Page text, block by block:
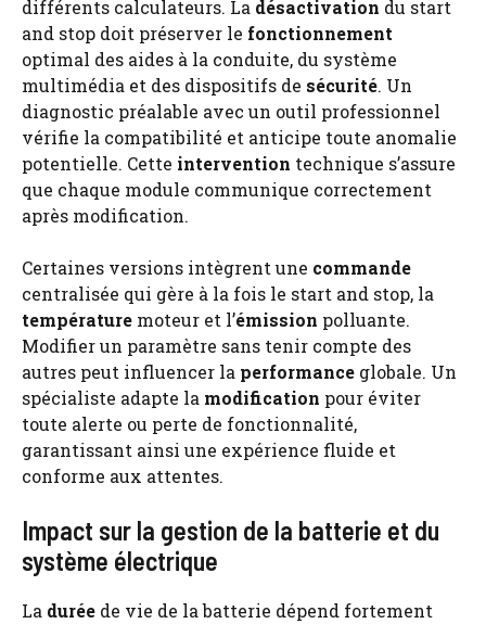
différents calculateurs. La désactivation du start
and stop doit préserver le fonctionnement
optimal des aides à la conduite, du système
multimédia et des dispositifs de sécurité. Un
diagnostic préalable avec un outil professionnel
vérifie la compatibilité et anticipe toute anomalie
potentielle. Cette intervention technique s’assure
que chaque module communique correctement
après modification.
Certaines versions intègrent une commande
centralisée qui gère à la fois le start and stop, la
température moteur et l’émission polluante.
Modifier un paramètre sans tenir compte des
autres peut influencer la performance globale. Un
spécialiste adapte la modification pour éviter
toute alerte ou perte de fonctionnalité,
garantissant ainsi une expérience fluide et
conforme aux attentes.
Impact sur la gestion de la batterie et du
système électrique
La durée de vie de la batterie dépend fortement